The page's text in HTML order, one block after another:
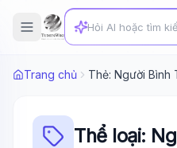
Trang chủ Thẻ: Người Bình
Thể loại: